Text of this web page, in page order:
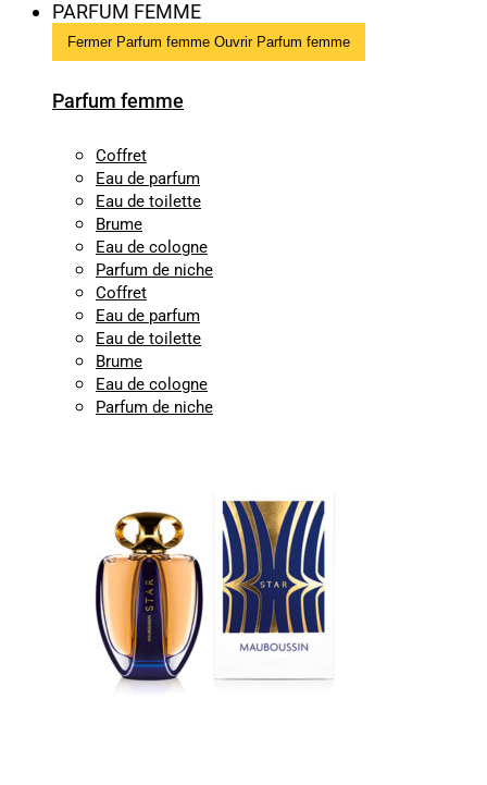
PARFUM FEMME
Fermer Parfum femme Ouvrir Parfum femme
Parfum femme
Coffret
Eau de parfum
Eau de toilette
Brume
Eau de cologne
Parfum de niche
Coffret
Eau de parfum
Eau de toilette
Brume
Eau de cologne
Parfum de niche